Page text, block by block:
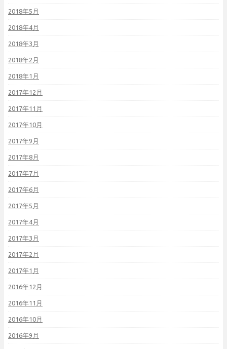
2018年5月
2018年4月
2018年3月
2018年2月
2018年1月
2017年12月
2017年11月
2017年10月
2017年9月
2017年8月
2017年7月
2017年6月
2017年5月
2017年4月
2017年3月
2017年2月
2017年1月
2016年12月
2016年11月
2016年10月
2016年9月